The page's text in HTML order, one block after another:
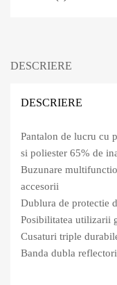
DESCRIERE
DESCRIERE
Pantalon de lucru cu
si poliester 65% de
Buzunare
accesorii
Dublura de protectie
Posibilitatea utilizarii
Cusaturi triple
Banda dubla